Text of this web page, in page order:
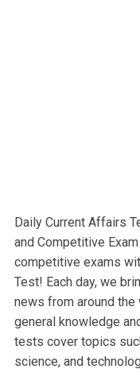
Daily Current Affairs
and Competitive
competitive exams
Test! Each day, we
news from around the
general knowledge
tests cover topics
science, and